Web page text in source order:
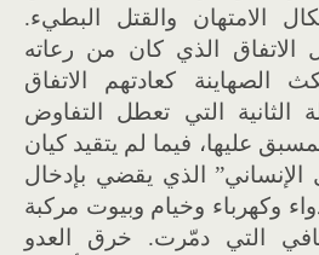
الامتهان والقتل البطيء.
الاتفاق الذي كان من رعاته
الصهاينة كعادتهم الاتفاق
الثانية التي تعطل التفاوض
عليها، فيما لم يتقيد كيان
الإنساني” الذي يقضي بإدخال
وكهرباء وخيام وبيوت مركبة
التي دمّرت. خرق العدو